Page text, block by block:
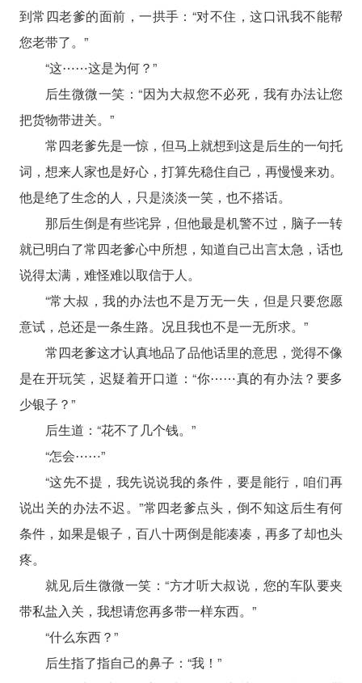
到常四老爹的面前，一拱手：“对不住，这口讯我不能帮
您老带了。”
“这⋯⋯这是为何？”
后生微微一笑：“因为大叔您不必死，我有办法让您
把货物带进关。”
常四老爹先是一惊，但马上就想到这是后生的一句托
词，想来人家也是好心，打算先稳住自己，再慢慢来劝。
他是绝了生念的人，只是淡淡一笑，也不搭话。
那后生倒是有些诧异，但他最是机警不过，脑子一转
就已明白了常四老爹心中所想，知道自己出言太急，话也
说得太满，难怪难以取信于人。
“常大叔，我的办法也不是万无一失，但是只要您愿
意试，总还是一条生路。况且我也不是一无所求。”
常四老爹这才认真地品了品他话里的意思，觉得不像
是在开玩笑，迟疑着开口道：“你⋯⋯真的有办法？要多
少银子？”
后生道：“花不了几个钱。”
“怎会⋯⋯”
“这先不提，我先说说我的条件，要是能行，咱们再
说出关的办法不迟。”常四老爹点头，倒不知这后生有何
条件，如果是银子，百八十两倒是能凑凑，再多了却也头
疼。
就见后生微微一笑：“方才听大叔说，您的车队要夹
带私盐入关，我想请您再多带一样东西。”
“什么东西？”
后生指了指自己的鼻子：“我！”